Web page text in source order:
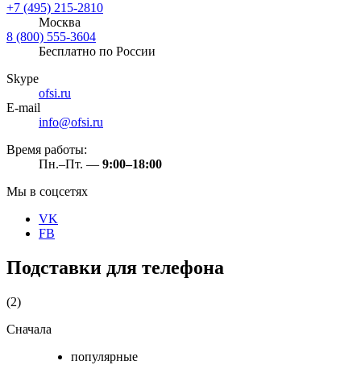
+7 (495) 215-2810
Москва
8 (800) 555-3604
Бесплатно по России
Skype
ofsi.ru
E-mail
info@ofsi.ru
Время работы:
Пн.–Пт. — 9:00–18:00
Мы в соцсетях
VK
FB
Подставки для телефона
(2)
Сначала
популярные